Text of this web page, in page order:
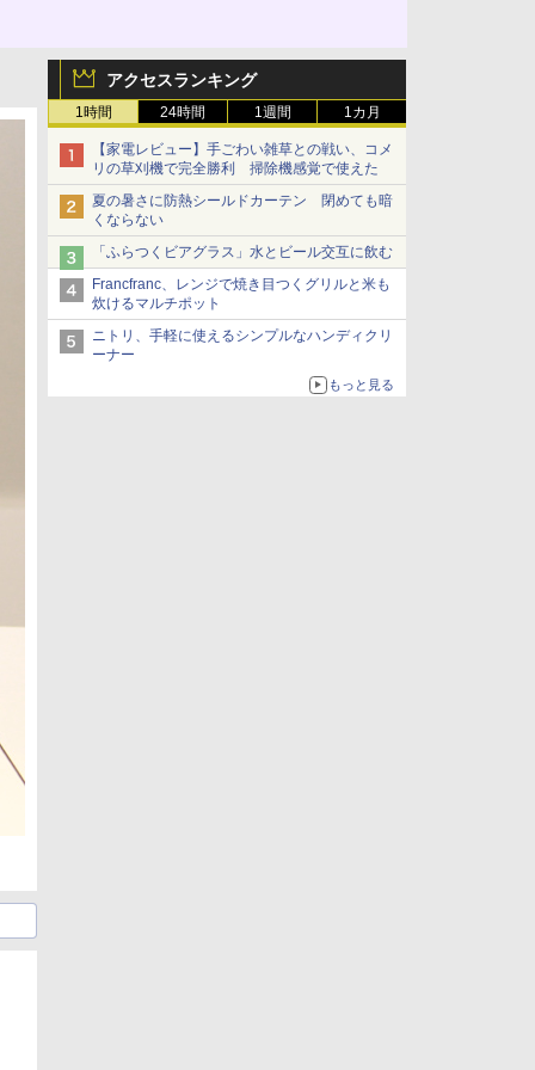
アクセスランキング
1時間 24時間 1週間 1カ月
【家電レビュー】手ごわい雑草との戦い、コメ
リの草刈機で完全勝利 掃除機感覚で使えた
夏の暑さに防熱シールドカーテン 閉めても暗
くならない
「ふらつくビアグラス」水とビール交互に飲む
Francfranc、レンジで焼き目つくグリルと米も
炊けるマルチポット
ニトリ、手軽に使えるシンプルなハンディクリ
ーナー
もっと見る